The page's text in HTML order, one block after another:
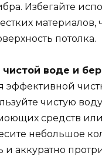
Избегайте
материалов,
потолка.
чистой воде и
эффективной
чистую
средств
небольшое
и аккуратно